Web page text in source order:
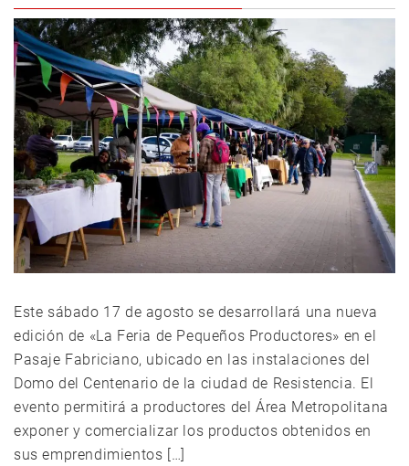
Este sábado 17 de agosto se desarrollará una nueva
edición de «La Feria de Pequeños Productores» en el
Pasaje Fabriciano, ubicado en las instalaciones del
Domo del Centenario de la ciudad de Resistencia. El
evento permitirá a productores del Área Metropolitana
exponer y comercializar los productos obtenidos en
sus emprendimientos […]